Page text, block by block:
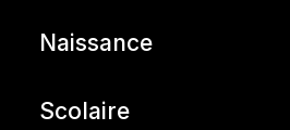
Naissance
Scolaire